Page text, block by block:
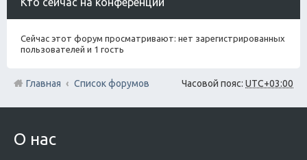
Сейчас этот форум просматривают: нет зарегистрированных
пользователей и 1 гость
Часовой пояс: UTC+03:00
Главная Список форумов
О нас